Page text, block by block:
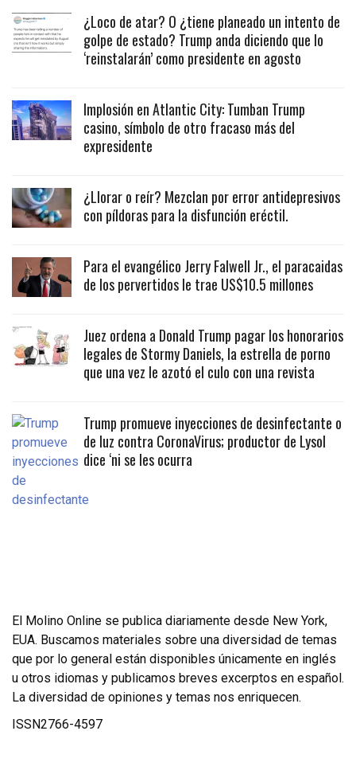
¿Loco de atar? O ¿tiene planeado un intento de
golpe de estado? Trump anda diciendo que lo
‘reinstalarán’ como presidente en agosto
Implosión en Atlantic City: Tumban Trump
casino, símbolo de otro fracaso más del
expresidente
¿Llorar o reír? Mezclan por error antidepresivos
con píldoras para la disfunción eréctil.
Para el evangélico Jerry Falwell Jr., el paracaidas
de los pervertidos le trae US$10.5 millones
Juez ordena a Donald Trump pagar los honorarios
legales de Stormy Daniels, la estrella de porno
que una vez le azotó el culo con una revista
Trump promueve inyecciones de desinfectante o
de luz contra CoronaVirus; productor de Lysol
dice ‘ni se les ocurra
El Molino Online se publica diariamente desde New York,
EUA. Buscamos materiales sobre una diversidad de temas
que por lo general están disponibles únicamente en inglés
u otros idiomas y publicamos breves excerptos en español.
La diversidad de opiniones y temas nos enriquecen.
ISSN2766-4597